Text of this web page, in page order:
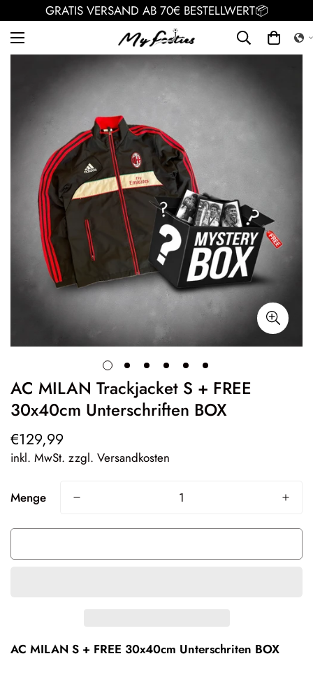
GRATIS VERSAND AB 70€ BESTELLWERT📦
AC MILAN Trackjacket S + FREE
30x40cm Unterschriften BOX
Regulärer
Preis
€129,99
inkl. MwSt. zzgl. Versandkosten
Menge
AC MILAN S + FREE 30x40cm Unterschriten BOX